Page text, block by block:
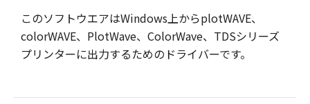
このソフトウエアはWindows上からplotWAVE、
colorWAVE、PlotWave、ColorWave、TDSシリーズ
プリンターに出力するためのドライバーです。